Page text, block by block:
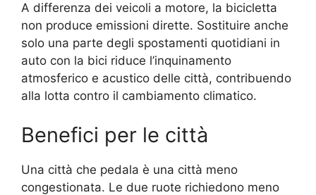
A differenza dei veicoli a motore, la bicicletta
non produce emissioni dirette. Sostituire anche
solo una parte degli spostamenti quotidiani in
auto con la bici riduce l’inquinamento
atmosferico e acustico delle città, contribuendo
alla lotta contro il cambiamento climatico.
Benefici per le città
Una città che pedala è una città meno
congestionata. Le due ruote richiedono meno